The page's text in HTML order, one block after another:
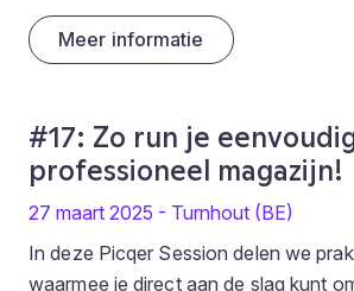
Meer informatie
#17: Zo run je
professioneel magazijn!
27 maart 2025 - Turnhout (BE)
In deze Picqer Session delen we
waarmee je direct aan de slag kunt